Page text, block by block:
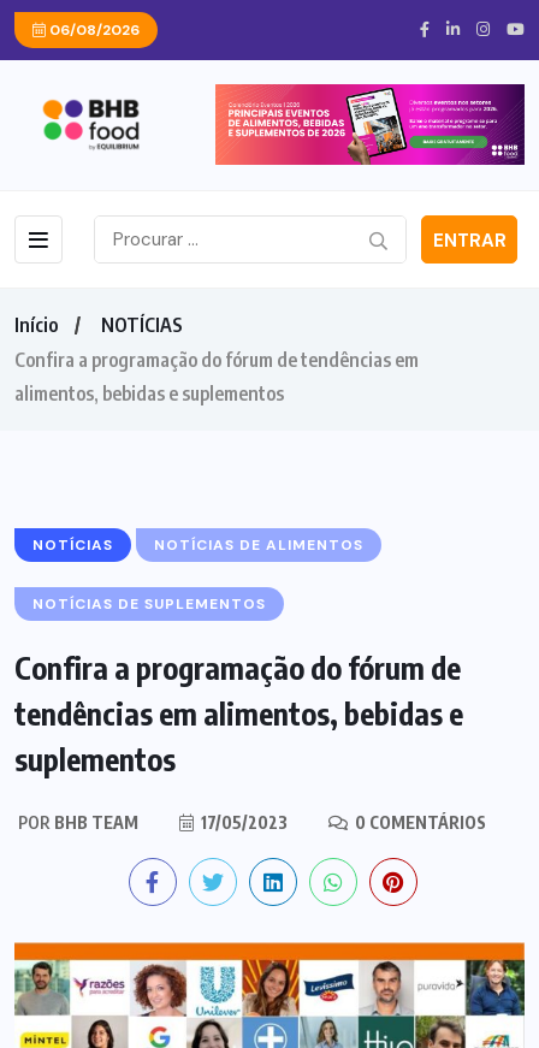
06/08/2026
ENTRAR
Início
NOTÍCIAS
Confira a programação do fórum de tendências em
alimentos, bebidas e suplementos
NOTÍCIAS NOTÍCIAS DE ALIMENTOS
NOTÍCIAS DE SUPLEMENTOS
Confira a programação do fórum de
tendências em alimentos, bebidas e
suplementos
POR BHB TEAM 17/05/2023 0 COMENTÁRIOS